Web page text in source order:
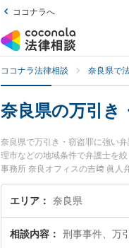
ココナラへ
ココナラ法律相談 奈良県で
奈良県の万引き
奈良県で万引き・窃盗罪に強い
理市などの地域条件で弁護士を
事務所 奈良オフィスの吉﨑 眞人
用、強みなどが注目されていま
くの弁護士を検索したい』『初
エリア 奈良県
相談内容 刑事事件、万